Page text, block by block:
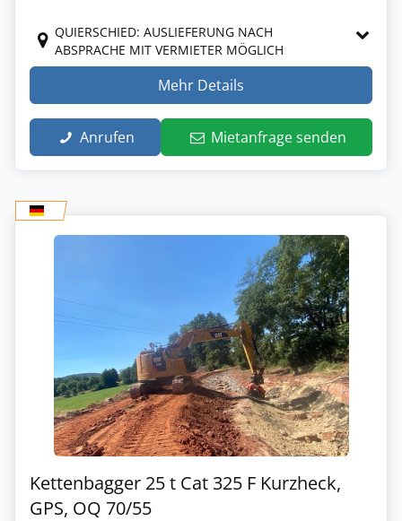
QUIERSCHIED: AUSLIEFERUNG NACH
ABSPRACHE MIT VERMIETER MÖGLICH
Mehr Details
Anrufen Mietanfrage senden
Kettenbagger 25 t Cat 325 F Kurzheck,
GPS, OQ 70/55